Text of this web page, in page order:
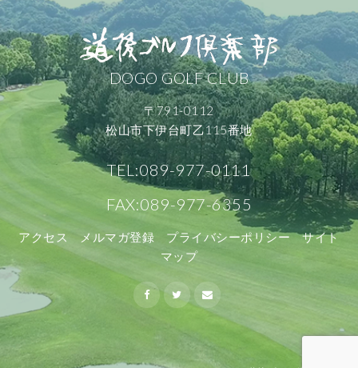
DOGO GOLF CLUB
〒791-0112
松山市下伊台町乙115番地
TEL:089-977-0111
FAX:089-977-6355
アクセス メルマガ登録 プライバシーポリシー
サイト
マップ